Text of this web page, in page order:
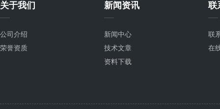
关于我们
公司介绍
荣誉资质
新闻资讯
新闻中心
技术文章
资料下载
联
联
在